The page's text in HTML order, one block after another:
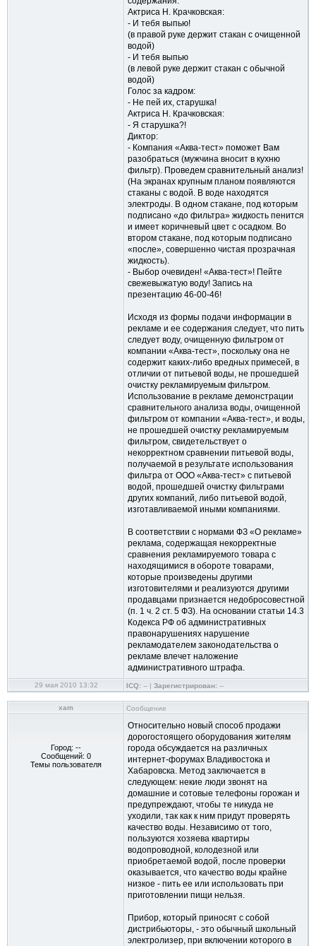
Актриса Н. Крачковская:
- И тебя выпью!
(в правой руке держит стакан с очищенной
водой)
- И тебя выпью
(в левой руке держит стакан с обычной
водой)
Голос за кадром:
- Не пей их, старушка!
Актриса Н. Крачковская:
- Я старушка?!
Диктор:
- Компания «Аква-тест» поможет Вам
разобраться (мужчина вносит в кухню
фильтр). Проведем сравнительный анализ!
(На экранах крупным планом появляются
стаканы с водой. В воде находятся
электроды. В одном стакане, под которым
подписано «до фильтра» жидкость пенится
и имеет коричневый цвет с осадком. Во
втором стакане, под которым подписано
«после», совершенно чистая прозрачная
жидкость).
- Выбор очевиден! «Аква-тест»! Пейте
свежевыжатую воду! Запись на
презентацию 46-00-46!
Исходя из формы подачи информации в
рекламе и ее содержания следует, что пить
следует воду, очищенную фильтром от
компании «Аква-тест», поскольку она не
содержит каких-либо вредных примесей, в
отличии от питьевой воды, не прошедшей
очистку рекламируемым фильтром.
Использование в рекламе демонстрации
сравнительного анализа воды, очищенной
фильтром от компании «Аква-тест», и воды,
не прошедшей очистку рекламируемым
фильтром, свидетельствует о
некорректном сравнении питьевой воды,
получаемой в результате использования
фильтра от ООО «Аква-тест» с питьевой
водой, прошедшей очистку фильтрами
других компаний, либо питьевой водой,
изготавливаемой иными компаниями.
В соответствии с нормами ФЗ «О рекламе»
реклама, содержащая некорректные
сравнения рекламируемого товара с
находящимися в обороте товарами,
которые произведены другими
изготовителями и реализуются другими
продавцами признается недобросовестной
(п. 1 ч. 2 ст. 5 ФЗ). На основании статьи 14.3
Кодекса РФ об административных
правонарушениях нарушение
рекламодателем законодательства о
рекламе влечет наложение
административного штрафа.
29 мая 2010 13:32 ICQ: -- | Зарегистрирован: --
xam Сообщение
Город: --
Сообщений: 0
Темы пользователя
Относительно новый способ продажи
дорогостоящего оборудования жителям
города обсуждается на различных
интернет-форумах Владивостока и
Хабаровска. Метод заключается в
следующем: некие люди звонят на
домашние и сотовые телефоны горожан и
предупреждают, чтобы те никуда не
уходили, так как к ним придут проверять
качество воды. Независимо от того,
пользуются хозяева квартиры
водопроводной, колодезной или
приобретаемой водой, после проверки
оказывается, что качество воды крайне
низкое - пить ее или использовать при
приготовлении пищи нельзя.
Прибор, который приносят с собой
дистрибьюторы, - это обычный школьный
электролизер, при включении которого в